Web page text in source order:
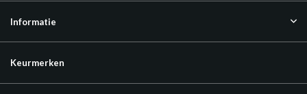
Informatie
Keurmerken